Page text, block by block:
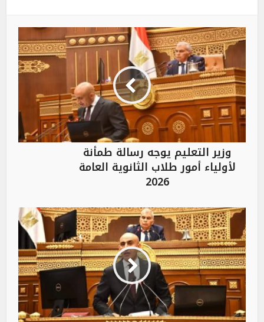
وزير التعليم يوجه رسالة طمأنة
لأولياء أمور طلاب الثانوية العامة
2026